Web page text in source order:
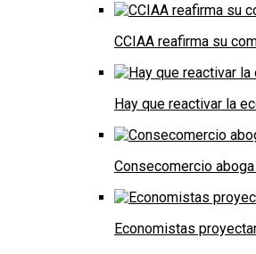
CCIAA reafirma su
Hay que reactivar la
Consecomercio
Economistas